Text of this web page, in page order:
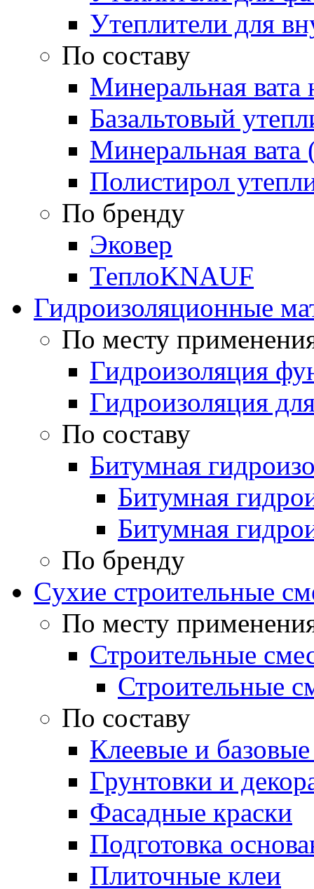
Утеплители для
По составу
Минеральная вата
Базальтовый
Минеральная вата
Полистирол
По бренду
Эковер
ТеплоKNAUF
Гидроизоляционные
По месту
Гидроизоляция
Гидроизоляция
По составу
Битумная
Битумная
Битумная
По бренду
Cухие строительные
По месту
Строительные
Строительные
По составу
Клеевые и
Грунтовки и
Фасадные краски
Подготовка
Плиточные клеи